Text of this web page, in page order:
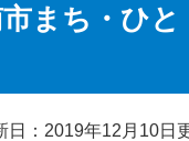
まち・ひ
日：2019年12月10日